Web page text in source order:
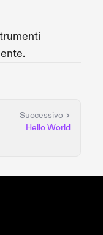
Successivo
Hello World